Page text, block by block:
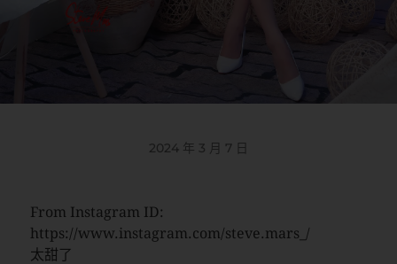
2024 年 3 月 7 日
From Instagram ID:
https://www.instagram.com/steve.mars_/
太甜了